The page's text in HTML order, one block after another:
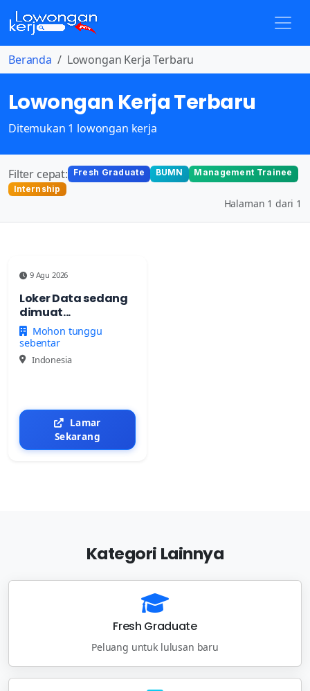
Beranda Lowongan Kerja Terbaru
Lowongan Kerja Terbaru
Ditemukan 1 lowongan kerja
Filter cepat: Fresh Graduate BUMN
Management Trainee
Internship
Halaman 1 dari 1
9 Agu 2026
Loker Data sedang
dimuat...
Mohon tunggu
sebentar
Indonesia
Lamar
Sekarang
Kategori Lainnya
Fresh Graduate
Peluang untuk lulusan baru